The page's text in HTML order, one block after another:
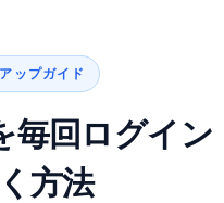
ップガイド
毎回ログイン
方法